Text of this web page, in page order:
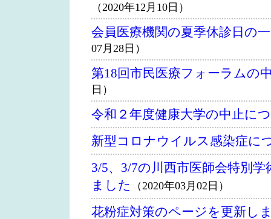
（2020年12月10日）
会員医療機関の夏季休診日の
07月28日）
第18回市民医療フォーラムの
日）
令和２年度健康大学の中止に
新型コロナウイルス感染症に
3/5、3/7の川西市医師会特別
ました
（2020年03月02日）
花粉症対策のページを更新し